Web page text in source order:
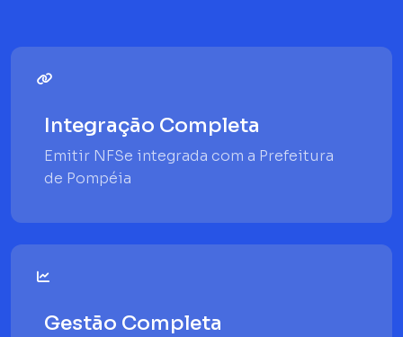
Integração Completa
Emitir NFSe integrada com a Prefeitura
de Pompéia
Gestão Completa